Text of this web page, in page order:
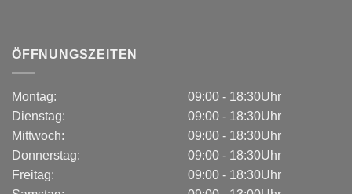
ÖFFNUNGSZEITEN
Montag:
Dienstag:
Mittwoch:
Donnerstag:
Freitag:
09:00 - 18:30Uhr
09:00 - 18:30Uhr
09:00 - 18:30Uhr
09:00 - 18:30Uhr
09:00 - 18:30Uhr